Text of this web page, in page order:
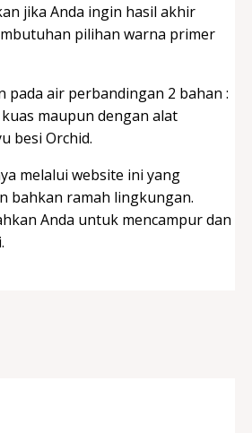
jika Anda ingin hasil akhir
pilihan warna primer
pada air perbandingan 2 bahan :
maupun dengan alat
besi Orchid.
melalui website ini yang
bahkan ramah lingkungan.
Anda untuk mencampur dan